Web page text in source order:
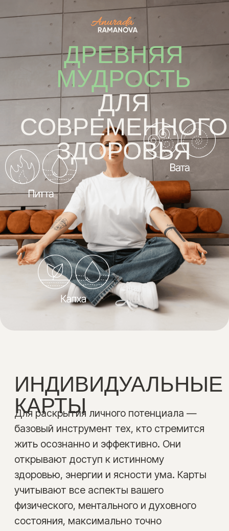
ДРЕВНЯЯ
МУДРОСТЬ
ДЛЯ
СОВРЕМЕННОГО
ЗДОРОВЬЯ
ИНДИВИДУАЛЬНЫЕ
КАРТЫ
Для раскрытия личного потенциала —
базовый инструмент тех, кто стремится
соответствуя индивидуальным
потребностям. Вы получите точные
рекомендации на каждом этапе —
от очищения организма до ментальных
настроек. Эти карты помогут вам
и ясность ума на долгие годы, улучшать
отношения, развиваться в деятельности
и просветляться духовно. Основаны
на проверенных веками методах,
адаптированных под ваше уникальное
тело в ритме современной жизни.